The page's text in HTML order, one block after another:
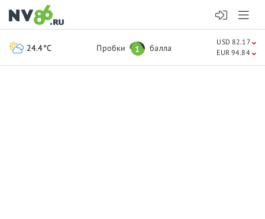
24.4°C Пробки 1 балла
USD 82.17
EUR 94.84